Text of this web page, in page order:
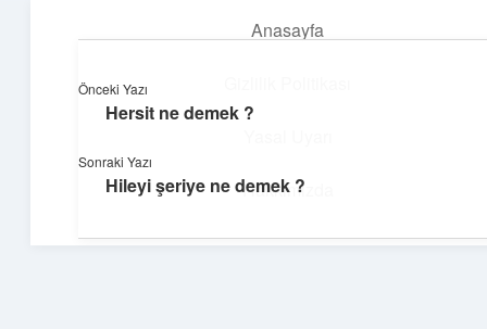
Anasayfa
Hakkımızda
Yaratıcı projelerle dünyanı inşa et!
Önceki Yazı
Hersit ne demek ?
Sonraki Yazı
Hileyi şeriye ne demek ?